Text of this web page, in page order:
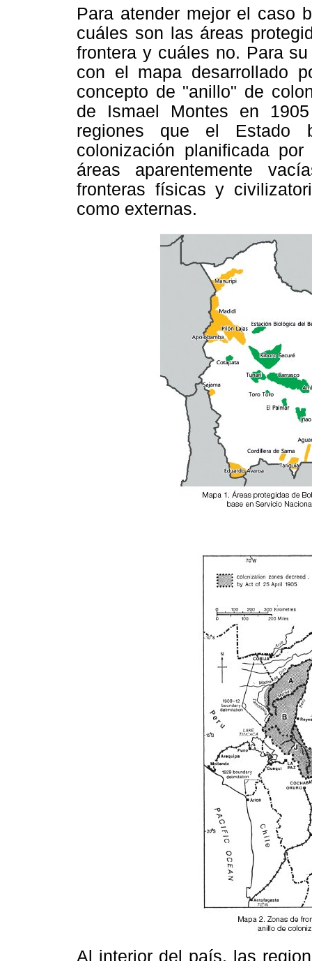
Para atender mejor el caso
cuáles son las áreas
frontera y cuáles no. Para
con el mapa desarrollado
concepto de "anillo" de
de Ismael Montes en
regiones que el Estado
colonización planificada
áreas aparentemente
fronteras físicas y
como externas.
Al interior del país, las